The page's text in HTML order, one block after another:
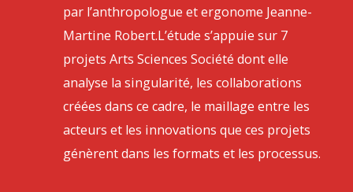
par l’anthropologue et ergonome Jeanne-
Martine Robert.L’étude s’appuie sur 7
projets Arts Sciences Société dont elle
analyse la singularité, les collaborations
créées dans ce cadre, le maillage entre les
acteurs et les innovations que ces projets
génèrent dans les formats et les processus.